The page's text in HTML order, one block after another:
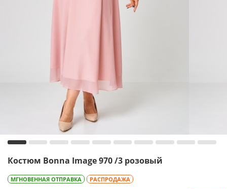
Костюм Bonna Image 970 /3 розовый
МГНОВЕННАЯ ОТПРАВКА РАСПРОДАЖА